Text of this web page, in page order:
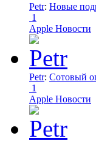
Petr: Новые
1
Apple Новости
Petr: Сотовый
1
Apple Новости